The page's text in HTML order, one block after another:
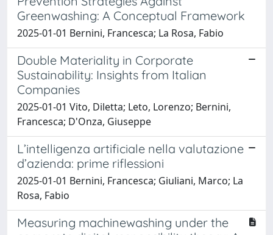
Greenwashing: A Conceptual Framework
2025-01-01 Bernini, Francesca; La Rosa, Fabio
Double Materiality in Corporate
Sustainability: Insights from Italian
Companies
2025-01-01 Vito, Diletta; Leto, Lorenzo; Bernini,
Francesca; D'Onza, Giuseppe
L’intelligenza artificiale nella valutazione
d’azienda: prime riflessioni
2025-01-01 Bernini, Francesca; Giuliani, Marco; La
Rosa, Fabio
Measuring machinewashing under the